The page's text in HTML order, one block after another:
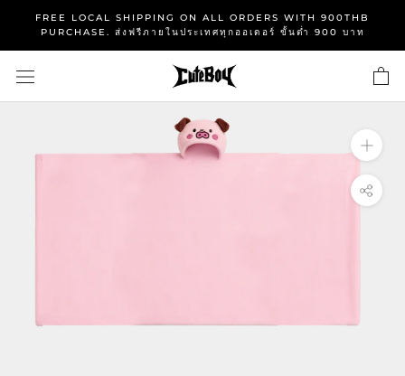
content
FREE LOCAL SHIPPING ON ALL ORDERS WITH 900THB
PURCHASE. ส่งฟรีภายในประเทศทุกออเดอร์ ขั้นต่ำ 900 บาท